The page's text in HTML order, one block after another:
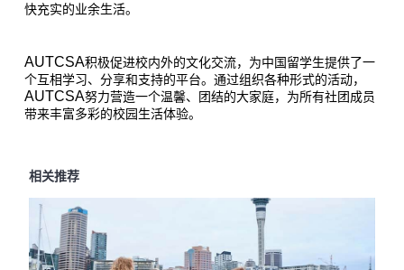
快充实的业余生活。
AUTCSA积极促进校内外的文化交流，为中国留学生提供了一
个互相学习、分享和支持的平台。通过组织各种形式的活动，
AUTCSA努力营造一个温馨、团结的大家庭，为所有社团成员
带来丰富多彩的校园生活体验。
相关推荐